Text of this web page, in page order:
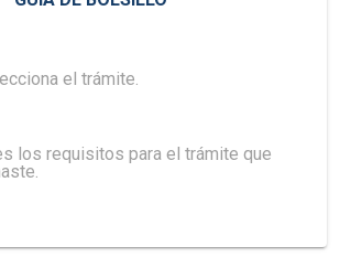
el trámite.
los requisitos para el trámite que